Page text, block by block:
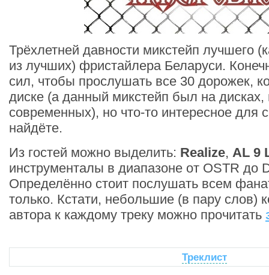
Трёхлетней давности микстейп лучшего
из лучших) фристайлера Беларуси.
сил, чтобы прослушать все 30 дорожек,
диске (а данный микстейп был на дисках,
современных), но что-то интересное для
найдёте.
Из гостей можно выделить: Realize, AL 9
инструменталы в диапазоне от OSTR до
Определённо стоит послушать всем
только. Кстати, небольшие (в пару слов)
автора к каждому треку можно прочитать
Треклист